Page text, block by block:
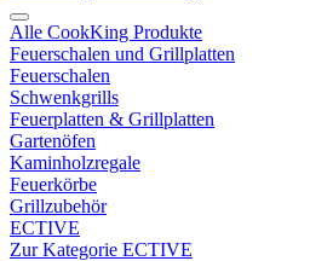
Alle CookKing Produkte
Feuerschalen und Grillplatten
Feuerschalen
Schwenkgrills
Feuerplatten & Grillplatten
Gartenöfen
Kaminholzregale
Feuerkörbe
Grillzubehör
ECTIVE
Zur Kategorie ECTIVE